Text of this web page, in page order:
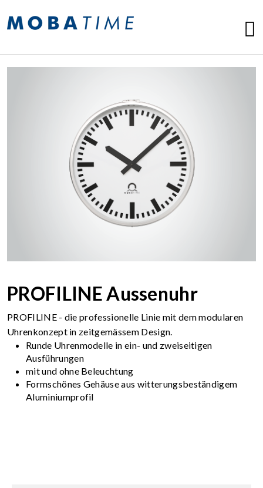
PROFILINE Aussenuhr
PROFILINE - die professionelle Linie mit dem modularen
Uhrenkonzept in zeitgemässem Design.
Runde Uhrenmodelle in ein- und zweiseitigen
Ausführungen
mit und ohne Beleuchtung
Formschönes Gehäuse aus witterungsbeständigem
Aluminiumprofil